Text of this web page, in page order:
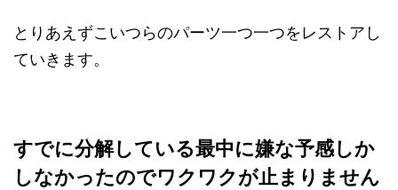
とりあえずこいつらのパーツ一つ一つをレストアし
ていきます。
すでに分解している最中に嫌な予感しか
しなかったのでワクワクが止まりません